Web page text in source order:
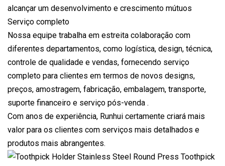
alcançar um desenvolvimento e crescimento mútuos
Serviço completo
Nossa equipe trabalha em estreita colaboração com
diferentes departamentos, como logística, design, técnica,
controle de qualidade e vendas, fornecendo serviço
completo para clientes em termos de novos designs,
preços, amostragem, fabricação, embalagem, transporte,
suporte financeiro e serviço pós-venda .
Com anos de experiência, Runhui certamente criará mais
valor para os clientes com serviços mais detalhados e
produtos mais abrangentes.